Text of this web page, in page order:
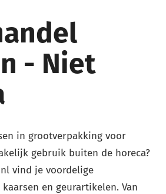
- Niet
in grootverpakking voor
gebruik buiten de horeca?
vind je voordelige
en geurartikelen. Van